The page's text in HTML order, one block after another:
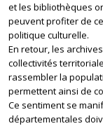
et les bibliothèques
peuvent profiter de
politique culturelle.
En retour, les
collectivités
rassembler la
permettent ainsi de
Ce sentiment se
départementales